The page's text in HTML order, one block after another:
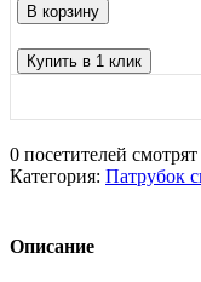
В корзину
Купить в 1 клик
0 посетителей
Категория: Патрубок
Описание